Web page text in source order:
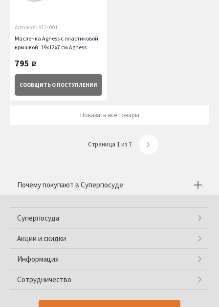
Артикул: 912-001
Масленка Agness с пластиковой
крышкой, 19х12х7 см Agness
795 руб.
СООБЩИТЬ О ПОСТУПЛЕНИИ
Показать все товары
Страница 1 из 7
Почему покупают в Суперпосуде
Суперпосуда
Акции и скидки
Информация
Сотрудничество